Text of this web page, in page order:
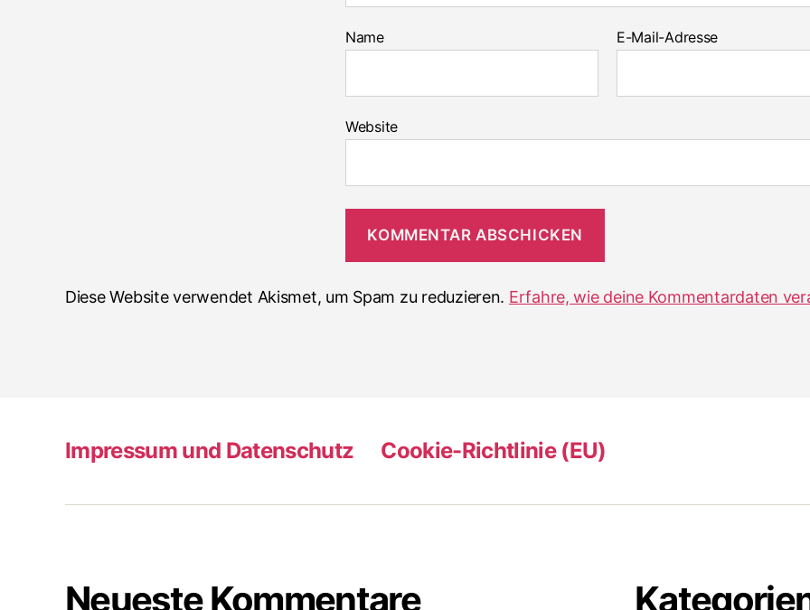
Name E-Mail-Adresse
Website
Diese Website verwendet Akismet, um Spam zu reduzieren. Erfahre, wie deine Kommentardaten
Impressum und Datenschutz Cookie-Richtlinie (EU)
Neueste Kommentare